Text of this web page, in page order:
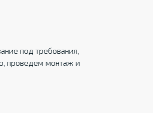
под требования,
проведем монтаж и